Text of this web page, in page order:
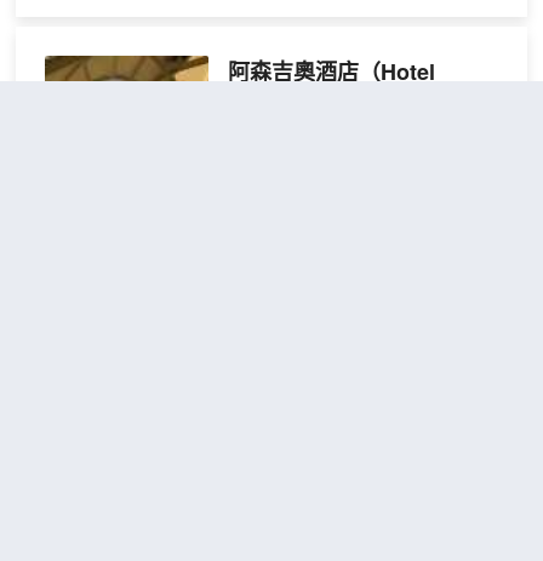
墊卧床備有羽絨被和高檔床上用
拿等眾多度假設施。此酒店還提供免費
WiFi、禮賓服務和保姆服務（收費）。 您
阿森吉奧酒店（Hotel